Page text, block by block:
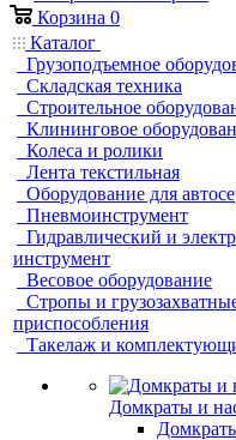
Корзина 0
Каталог
Грузоподъемное
Складская техника
Строительное
Клининговое
Колеса и ролики
Лента текстильная
Оборудование для
Пневмоинструмент
Гидравлический и
инструмент
Весовое оборудование
Стропы и
приспособления
Такелаж и
Домкраты и